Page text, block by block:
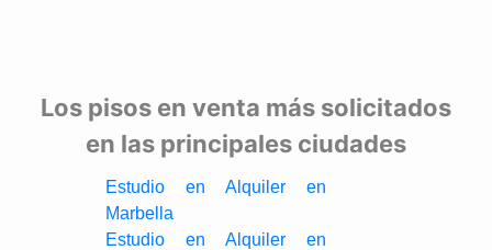
Los pisos en venta más solicitados
en las principales ciudades
Estudio en Alquiler en
Marbella
Estudio en Alquiler en